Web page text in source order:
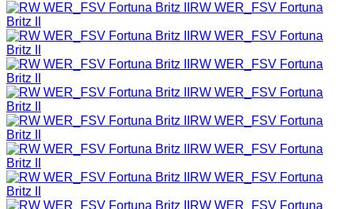
RW WER_FSV Fortuna
Britz II
RW WER_FSV Fortuna
Britz II
RW WER_FSV Fortuna
Britz II
RW WER_FSV Fortuna
Britz II
RW WER_FSV Fortuna
Britz II
RW WER_FSV Fortuna
Britz II
RW WER_FSV Fortuna
Britz II
RW WER_FSV Fortuna